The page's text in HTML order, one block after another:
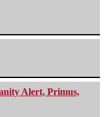
Alert, Primus,